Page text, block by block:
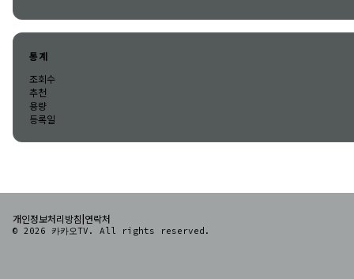
통계
조회수
추천
용량
등록일
개인정보처리방침|연락처
© 2026 카카오TV. All rights reserved.